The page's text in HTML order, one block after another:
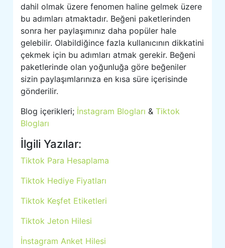
dahil olmak üzere fenomen haline gelmek üzere
bu adımları atmaktadır. Beğeni paketlerinden
sonra her paylaşımınız daha popüler hale
gelebilir. Olabildiğince fazla kullanıcının dikkatini
çekmek için bu adımları atmak gerekir. Beğeni
paketlerinde olan yoğunluğa göre beğeniler
sizin paylaşımlarınıza en kısa süre içerisinde
gönderilir.
Blog içerikleri; İnstagram Blogları &Tiktok
Blogları
İlgili Yazılar:
Tiktok Para Hesaplama
Tiktok Hediye Fiyatları
Tiktok Keşfet Etiketleri
Tiktok Jeton Hilesi
İnstagram Anket Hilesi